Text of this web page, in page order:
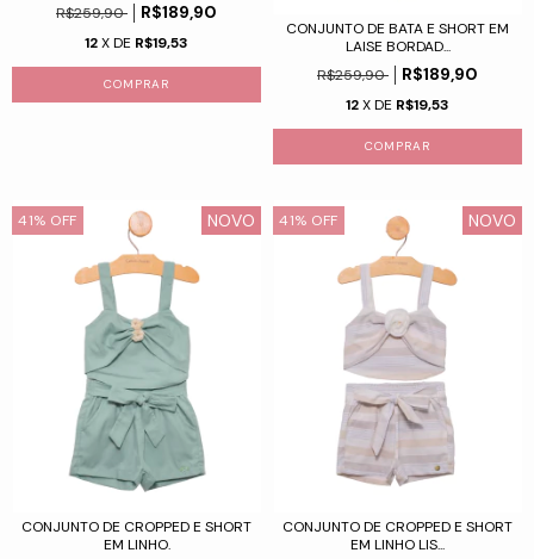
R$259,90
R$189,90
12X DE R$19,53
COMPRAR
CONJUNTO DE BATA E SHORT EM
LAISE BORDAD...
R$259,90
R$189,90
12X DE R$19,53
COMPRAR
41% OFF NOVO
CONJUNTO DE CROPPED E SHORT
EM LINHO.
41% OFF NOVO
CONJUNTO DE CROPPED E SHORT
EM LINHO LIS...